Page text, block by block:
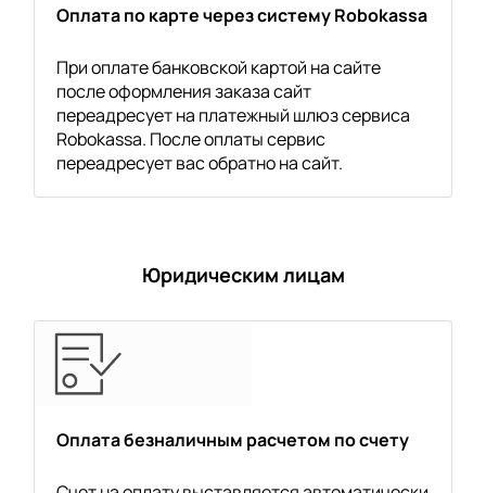
Оплата по карте через систему Robokassa
При оплате банковской картой на сайте
после оформления заказа сайт
переадресует на платежный шлюз сервиса
Robokassa. После оплаты сервис
переадресует вас обратно на сайт.
Юридическим лицам
Оплата безналичным расчетом по счету